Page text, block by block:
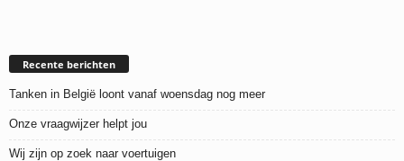
Recente berichten
Tanken in België loont vanaf woensdag nog meer
Onze vraagwijzer helpt jou
Wij zijn op zoek naar voertuigen